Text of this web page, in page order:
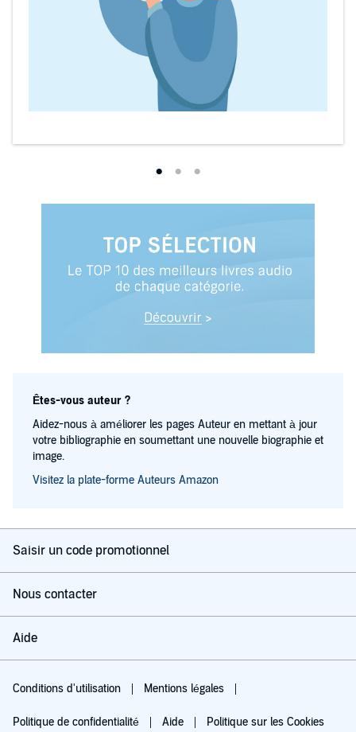
Êtes-vous auteur ?
Aidez-nous à améliorer les pages Auteur en mettant à jour
votre bibliographie en soumettant une nouvelle biographie et
image.
Visitez la plate-forme Auteurs Amazon
Saisir un code promotionnel
Nous contacter
Aide
Conditions d'utilisation Mentions légales
Politique de confidentialité Aide Politique sur les Cookies